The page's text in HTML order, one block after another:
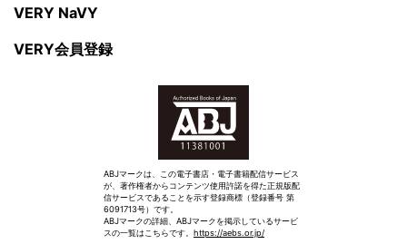
VERY NaVY
VERY会員登録
ABJマークは、この電子書店・電子書籍配信サービス
が、著作権者からコンテンツ使用許諾を得た正規版配
信サービスであることを示す登録商標（登録番号 第
6091713号）です。
ABJマークの詳細、ABJマークを掲示しているサービ
スの一覧はこちらです。 https://aebs.or.jp/